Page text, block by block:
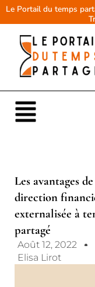
AllerLe Portail du temps
Main
Menu
Les avantages
direction
externalisée à
partagé
Août 12, 2022
Elisa Lirot